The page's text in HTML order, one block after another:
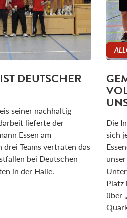
DEUTSCHER
seiner nachhaltig
lieferte der
Essen am
Teams vertraten das
bei Deutschen
in der Halle.
Die
sich
Platz
über